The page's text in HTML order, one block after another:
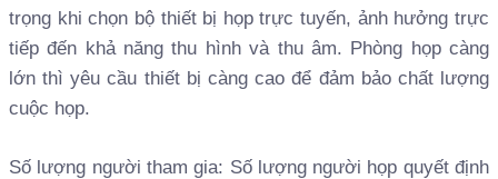
trọng khi chọn bộ thiết bị họp trực tuyến, ảnh hưởng trực
tiếp đến khả năng thu hình và thu âm. Phòng họp càng
lớn thì yêu cầu thiết bị càng cao để đảm bảo chất lượng
cuộc họp.
Số lượng người tham gia: Số lượng người họp quyết định